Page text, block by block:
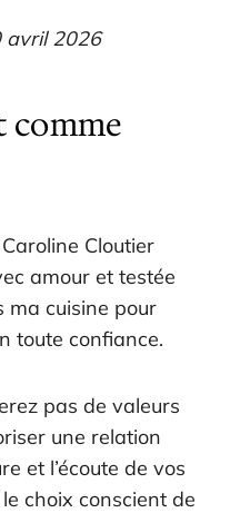
avril 2026
comme
Cloutier
amour et testée
ma cuisine pour
toute confiance.
pas de valeurs
une relation
et l’écoute de vos
choix conscient de